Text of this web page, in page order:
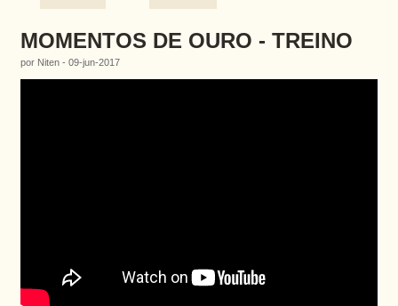
MOMENTOS DE OURO - TREINO
por Niten - 09-jun-2017